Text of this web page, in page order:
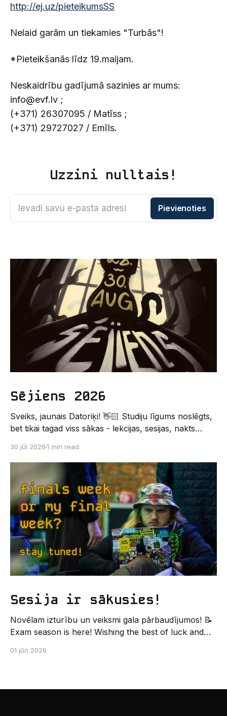
http://ej.uz/pieteikumsSS
Nelaid garām un tiekamies "Turbās"!
*Pieteikšanās līdz 19.maijam.
Neskaidrību gadījumā sazinies ar mums:
info@evf.lv ;
(+371) 26307095 / Matīss ;
(+371) 29727027 / Emīls.
Uzzini nulltais!
Ievadi savu e-pasta adresi Pievienoties
Sējiens 2026
Sveiks, jaunais Datoriķi! 👋🏻 Studiju līgums noslēgts,
bet tikai tagad viss sākas - lekcijas, sesijas, nakts
Un kas gan būtu labāks veids, kā iepazīt savu jauno
dzīvi LU EZTF datoriķu vidē, par došanos uz
leģendāro “Sējienu”? 🐱 Šī pirmsaristoteļa nometne
palīdzēs tev iegūt pirmos draugus, ieskatu studenta
30 jūl 20261 min read
Sesija ir sākusies!
Novēlam izturību un veiksmi gala pārbaudījumos! 📝
Exam season is here! Wishing the best of luck and
pašpārvaldes komunikācijas virziens
01 jūn 2026